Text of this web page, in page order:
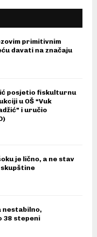
primitivnim
davati na značaju
posjetio fiskulturnu
u OŠ “Vuk
i uručio
je lično, a ne stav
nestabilno,
38 stepeni